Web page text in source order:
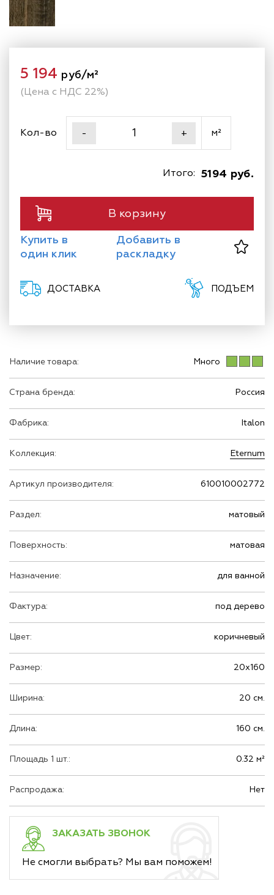
Наличие товара: Много
Страна бренда: Россия
Фабрика: Italon
Коллекция: Eternum
Артикул производителя: 610010002772
Раздел: матовый
Поверхность: матовая
Назначение: для ванной
Фактура: под дерево
Цвет: коричневый
Размер: 20х160
Ширина: 20 см.
Длина: 160 см.
Площадь 1 шт.: 0.32 м²
Распродажа: Нет
ЗАКАЗАТЬ ЗВОНОК
Не смогли выбрать? Мы вам поможем!
5 194 руб/м²
(Цена с НДС 22%)
Кол-во - + м²
5194 руб.
Итого:
В корзину
Купить в
один клик
Добавить в
раскладку
ДОСТАВКА ПОДЪЕМ